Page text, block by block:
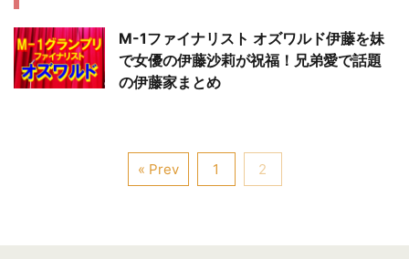
M-1ファイナリスト オズワルド伊藤を妹
で女優の伊藤沙莉が祝福！兄弟愛で話題
の伊藤家まとめ
« Prev 1 2